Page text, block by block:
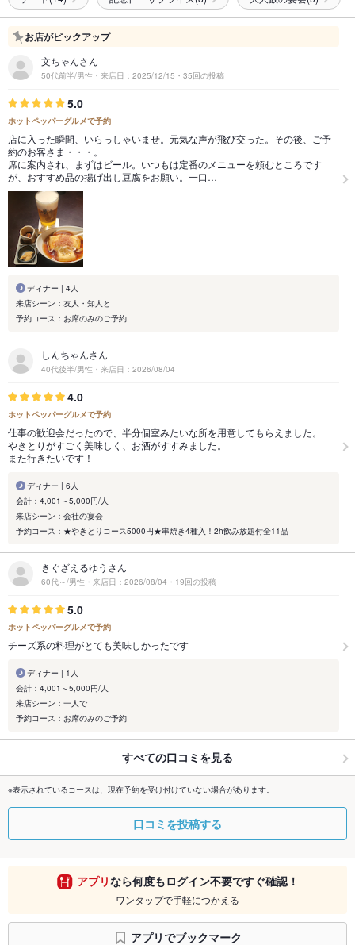
お店がピックアップ
文ちゃんさん
50代前半/男性・来店日：2025/12/15・35回の投稿
5.0
ホットペッパーグルメで予約
店に入った瞬間、いらっしゃいませ。元気な声が飛び交った。その後、ご予
約のお客さま・・・。
席に案内され、まずはビール。いつもは定番のメニューを頼むところです
が、おすすめ品の揚げ出し豆腐をお願い。一口…
ディナー | 4人
来店シーン：友人・知人と
予約コース：お席のみのご予約
しんちゃんさん
40代後半/男性・来店日：2026/08/04
4.0
ホットペッパーグルメで予約
仕事の歓迎会だったので、半分個室みたいな所を用意してもらえました。
やきとりがすごく美味しく、お酒がすすみました。
また行きたいです！
ディナー | 6人
会計：4,001～5,000円/人
来店シーン：会社の宴会
予約コース：★やきとりコース5000円★串焼き4種入！2h飲み放題付全11品
きぐざえるゆうさん
60代～/男性・来店日：2026/08/04・19回の投稿
5.0
ホットペッパーグルメで予約
チーズ系の料理がとても美味しかったです
ディナー | 1人
会計：4,001～5,000円/人
来店シーン：一人で
予約コース：お席のみのご予約
すべての口コミを見る
※表示されているコースは、現在予約を受け付けていない場合があります。
口コミを投稿する
アプリなら何度もログイン不要ですぐ確認！
ワンタップで手軽につかえる
アプリでブックマーク